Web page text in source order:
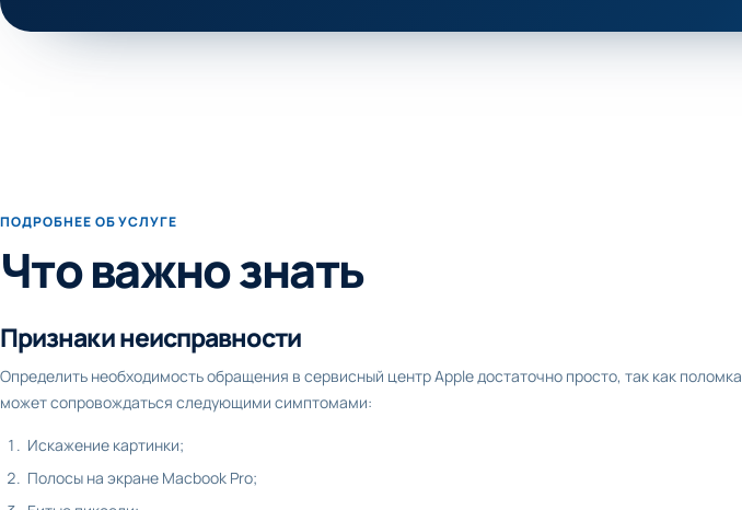
ПОДРОБНЕЕ ОБ УСЛУГЕ
Что важно знать
Признаки неисправности
Определить необходимость обращения в сервисный центр Apple достаточно просто, так как поломка
может сопровождаться следующими симптомами:
Искажение картинки;
Полосы на экране Macbook Pro;